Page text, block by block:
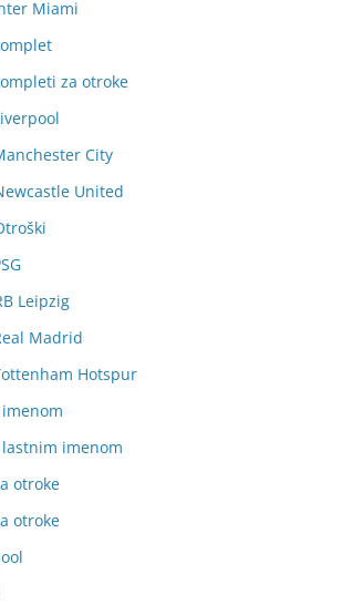
Miami
za otroke
City
United
Leipzig
Madrid
Hotspur
imenom
otroke
otroke